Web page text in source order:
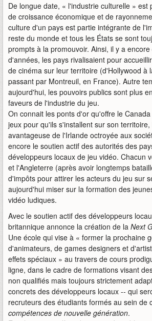
De longue date, « l'industrie culturelle » est
de croissance économique et de
culture d'un pays est partie intégrante de
reste du monde et tous les États se sont
prompts à la promouvoir. Ainsi, il y a
d'années, les pays rivalisaient pour
de cinéma sur leur territoire (d'Hollywood à
passant par Montreuil, en France). Autre
aujourd'hui, les pouvoirs publics sont plus
faveurs de l'industrie du jeu.
On connait les ponts d'or qu'offre le
jeux pour qu'ils s'installent sur son territoire,
avantageuse de l'Irlande octroyée aux
encore le soutien actif des autorités des
développeurs locaux de jeu vidéo. Chacun
et l'Angleterre (après avoir longtemps
d'impôts pour attirer les acteurs du jeu sur
aujourd'hui miser sur la formation des
vidéo ludiques.
Avec le soutien actif des développeurs
britannique annonce la création de la Next
Une école qui vise à « former la prochaine
d'animateurs, de games designers et
effets spéciaux » au travers de cours
ligne, dans le cadre de formations visant
non qualifiés mais toujours strictement
concrets des développeurs locaux -- qui
recruteurs des étudiants formés au sein de
compétences de nouvelle génération.